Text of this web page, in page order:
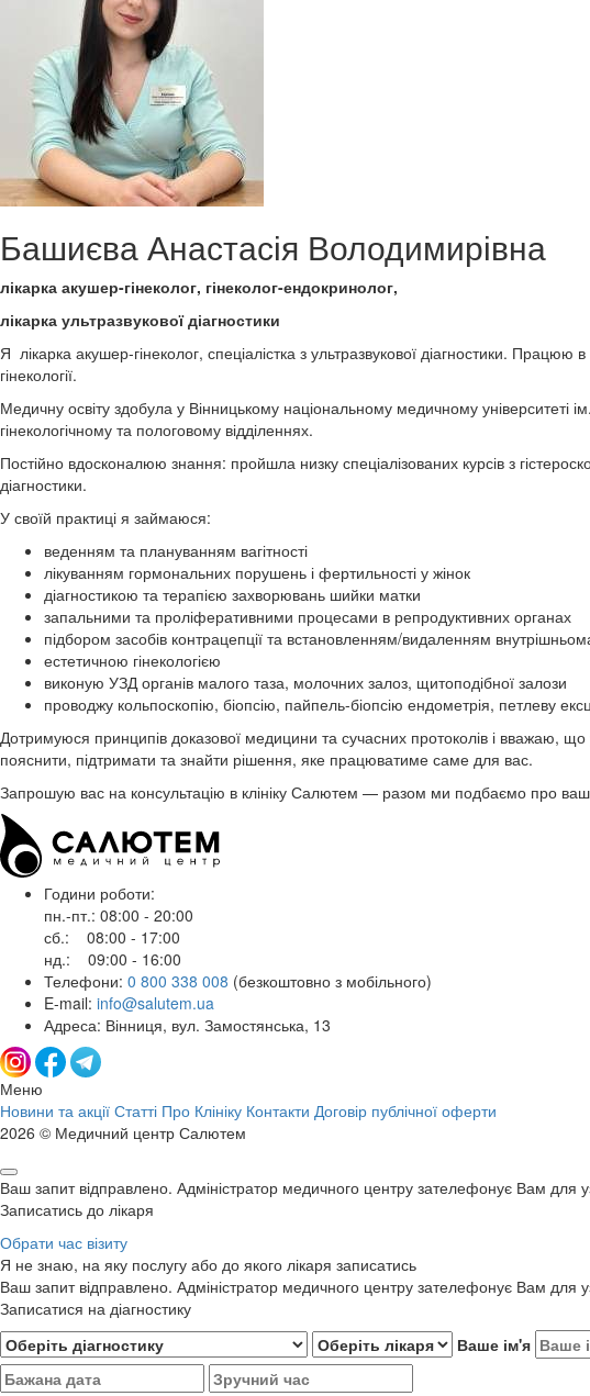
Башиєва Анастасія Володимирівна
лікарка акушер-гінеколог, гінеколог-ендокринолог,
лікарка ультразвукової діагностики
Я лікарка акушер-гінеколог, спеціалістка з ультразвукової діагностики.
гінекології.
Медичну освіту здобула у Вінницькому національному медичному
гінекологічному та пологовому відділеннях.
Постійно вдосконалюю знання: пройшла низку спеціалізованих курсів з
діагностики.
У своїй практиці я займаюся:
веденням та плануванням вагітності
лікуванням гормональних порушень і фертильності у жінок
діагностикою та терапією захворювань шийки матки
запальними та проліферативними процесами в репродуктивних органах
підбором засобів контрацепції та встановленням/видаленням
естетичною гінекологією
виконую УЗД органів малого таза, молочних залоз, щитоподібної залози
проводжу кольпоскопію, біопсію, пайпель-біопсію ендометрія, петлеву
Дотримуюся принципів доказової медицини та сучасних протоколів і вважаю,
пояснити, підтримати та знайти рішення, яке працюватиме саме для вас.
Запрошую вас на консультацію в клініку Салютем — разом ми подбаємо про
Години роботи:
пн.-пт.: 08:00 - 20:00
сб.: 08:00 - 17:00
нд.: 09:00 - 16:00
Телефони: 0 800 338 008 (безкоштовно з мобільного)
E-mail: info@salutem.ua
Адреса: Вінниця, вул. Замостянська, 13
Меню
Новини та акції Статті Про Клініку Контакти Договір публічної оферти
2026 © Медичний центр Салютем
Ваш запит відправлено. Адміністратор медичного центру зателефонує Вам для
Записатись до лікаря
Обрати час візиту
Я не знаю, на яку послугу або до якого лікаря записатись
Ваш запит відправлено. Адміністратор медичного центру зателефонує Вам для
Записатися на діагностику
Ваше ім'я